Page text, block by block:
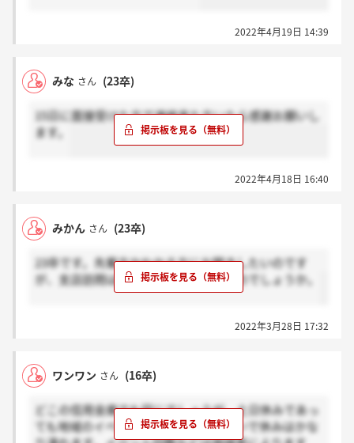
2022年4月19日 14:39
みな さん (23卒)
15日に面接受けた方で連絡来た方いたら感謝お願いし
ます。
2022年4月18日 16:40
みかん さん (23卒)
23卒です。先輩方かわかる方にお聞きしたいのです
が、支店訪問は必ずしないといけないのでしょうか。
2022年3月28日 17:32
ワンワン さん (16卒)
どこの信用金庫でも同じでしょうが、土日休みであっ
ても地域のイベントや支店内の付き合いで休みはかな